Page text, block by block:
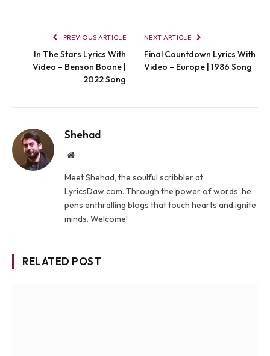
PREVIOUS ARTICLE
In The Stars Lyrics With
Video – Benson Boone |
2022 Song
NEXT ARTICLE
Final Countdown Lyrics With
Video – Europe | 1986 Song
Shehad
Website
Meet Shehad, the soulful scribbler at
LyricsDaw.com. Through the power of words, he
pens enthralling blogs that touch hearts and ignite
minds. Welcome!
RELATED POST